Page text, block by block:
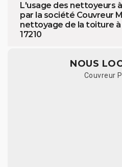
L'usage des nettoyeurs
par la société Couvreur
nettoyage de la toiture à
17210
NOUS
Couvreur